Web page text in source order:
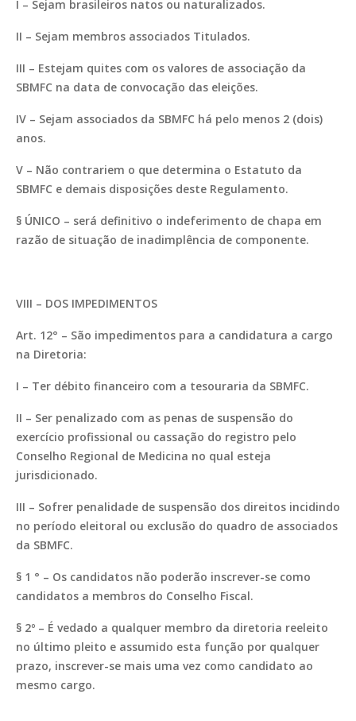
I – Sejam brasileiros natos ou naturalizados.
II – Sejam membros associados Titulados.
III – Estejam quites com os valores de associação da
SBMFC na data de convocação das eleições.
IV – Sejam associados da SBMFC há pelo menos 2 (dois)
anos.
V – Não contrariem o que determina o Estatuto da
SBMFC e demais disposições deste Regulamento.
§ ÚNICO – será definitivo o indeferimento de chapa em
razão de situação de inadimplência de componente.
VIII – DOS IMPEDIMENTOS
Art. 12° – São impedimentos para a candidatura a cargo
na Diretoria:
I – Ter débito financeiro com a tesouraria da SBMFC.
II – Ser penalizado com as penas de suspensão do
exercício profissional ou cassação do registro pelo
Conselho Regional de Medicina no qual esteja
jurisdicionado.
III – Sofrer penalidade de suspensão dos direitos incidindo
no período eleitoral ou exclusão do quadro de associados
da SBMFC.
§ 1 ° – Os candidatos não poderão inscrever-se como
candidatos a membros do Conselho Fiscal.
§ 2º – É vedado a qualquer membro da diretoria reeleito
no último pleito e assumido esta função por qualquer
prazo, inscrever-se mais uma vez como candidato ao
mesmo cargo.